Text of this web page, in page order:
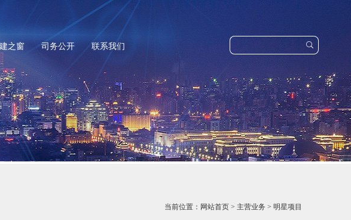
之窗 司务公开 联系我们 
当前位置： 网站首页 > 主营业务 > 明星项目